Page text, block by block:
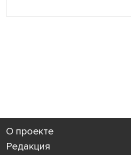
О проекте
Редакция